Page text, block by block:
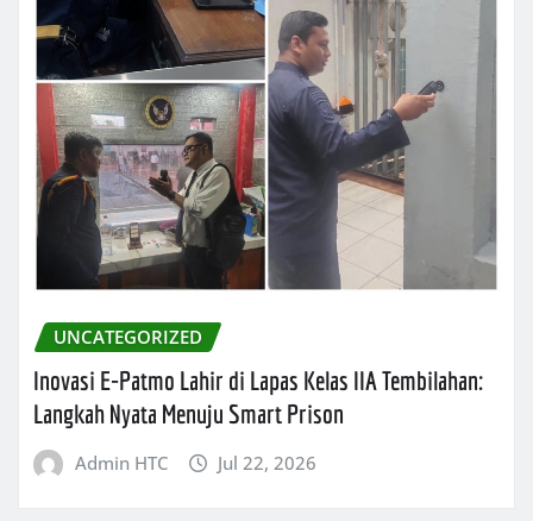
UNCATEGORIZED
Inovasi E-Patmo Lahir di Lapas Kelas IIA Tembilahan:
Langkah Nyata Menuju Smart Prison
Admin HTC Jul 22, 2026